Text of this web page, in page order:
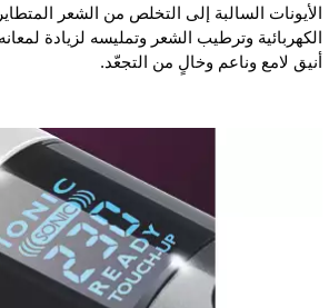
الأيونات السالبة إلى التخلص من الشعر
الكهربائية وترطيب الشعر وتمليسه لزيادة
أنيق لامع وناعم وخالٍ من التجعّد.